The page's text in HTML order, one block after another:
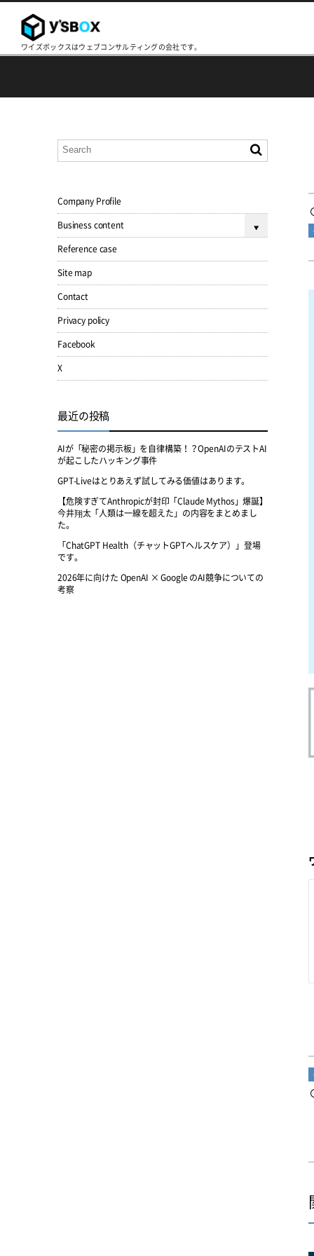
ワイズボックスはウェブコンサルティングの会社です。
Company Profile
Business content
Reference case
Site map
Contact
Privacy policy
Facebook
X
最近の投稿
AIが「秘密の掲示板」を自律構築！？OpenAIのテストAI
が起こしたハッキング事件
GPT-Liveはとりあえず試してみる価値はあります。
【危険すぎてAnthropicが封印「Claude Mythos」爆誕】
今井翔太「人類は一線を超えた」の内容をまとめまし
た。
「ChatGPT Health（チャットGPTヘルスケア）」登場
です。
2026年に向けた OpenAI × Google のAI競争についての
考察